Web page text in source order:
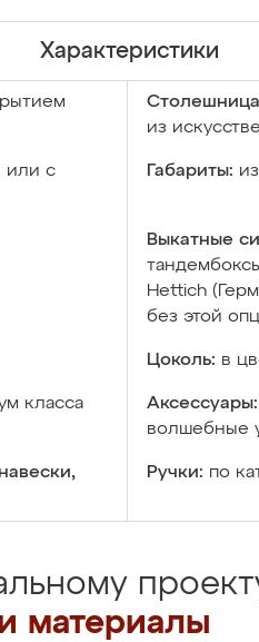
Характеристики
из
или с
Габариты:
Выкатные
Hettich
без этой
Цоколь: в
класса
Аксессуары:
волшебные
Ручки: по
материалы